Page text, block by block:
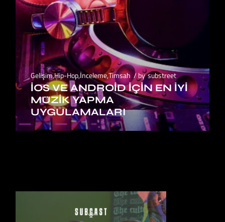
Gelişim,Hip-Hop,İnceleme,Timsah by substreet
IOS VE ANDROID IÇIN EN İYI
MÜZIK YAPMA
UYGULAMALARI